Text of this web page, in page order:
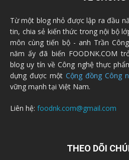
Từ một blog nhỏ được lập ra đầu
tin, chia sẻ kiến thức trong nội bộ
môn cùng tiến bộ - anh Trần
năm ấy đã biến FOODNK.COM
blog uy tín về Công nghệ thực
dựng được một Cộng đồng Công
vững mạnh tại Việt Nam.
Liên hệ: foodnk.com@gmail.com
THEO DÕI